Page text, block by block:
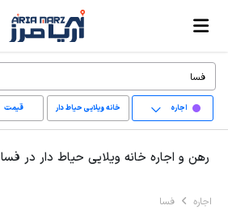
اجاره خانه ویلایی حیاط دار قیمت
رهن و اجاره خانه ویلایی حیاط دار در فسا
اجاره فسا